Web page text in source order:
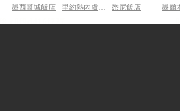
墨西哥城飯店
里約熱內盧飯店 悉尼飯店 墨爾